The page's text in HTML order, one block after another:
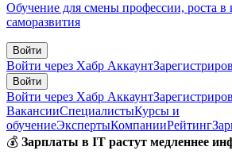
Обучение для смены профессии, роста в
саморазвития
Войти
Войти через Хабр Аккаунт
Войти
Войти через Хабр Аккаунт
ВакансииСпециалистыКурсы и
обучениеЭкспертыКомпанииРейтинг
💰 Зарплаты в IT растут медленнее